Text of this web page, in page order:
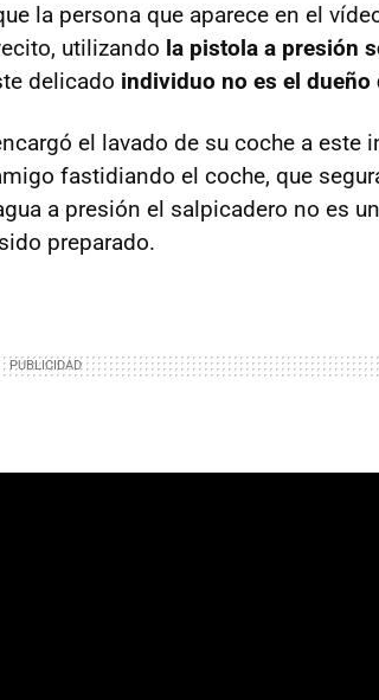
la persona que aparece en el
utilizando la pistola a presión
delicado individuo no es el dueño
el lavado de su coche a este
fastidiando el coche, que
a presión el salpicadero no es
preparado.